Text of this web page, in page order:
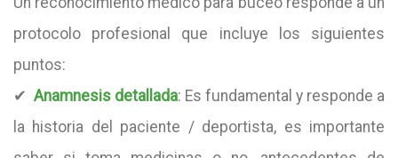
protocolo profesional que incluye los siguientes
puntos:
✔ Anamnesis detallada: Es fundamental y responde a
la historia del paciente / deportista, es importante